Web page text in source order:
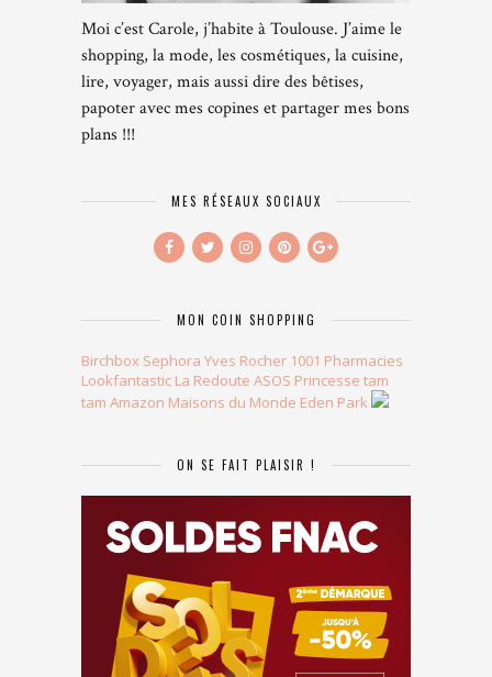
Moi c’est Carole, j’habite à Toulouse. J’aime le
shopping, la mode, les cosmétiques, la cuisine,
lire, voyager, mais aussi dire des bêtises,
papoter avec mes copines et partager mes bons
plans !!!
MES RÉSEAUX SOCIAUX
MON COIN SHOPPING
Birchbox Sephora Yves Rocher 1001 Pharmacies
Lookfantastic La Redoute ASOS Princesse tam
tam Amazon Maisons du Monde Eden Park
ON SE FAIT PLAISIR !